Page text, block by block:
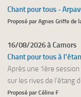
Chant pour tous -
Proposé par Agnes Griffe de
16/08/2026 à Camors
Chant pour tous à
Après une 1ère
sur les rives de l’étang
Proposé par Céline F